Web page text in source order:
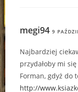
megi94 9
Najbardziej
przydałoby mi
Forman, gdyż do
http://